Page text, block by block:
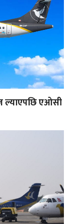
ल्याएपछि एओसी